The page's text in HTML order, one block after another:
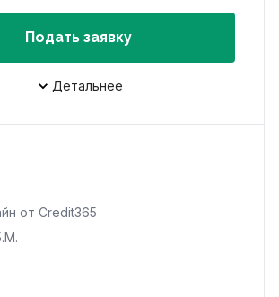
Подать заявку
Детальнее
от Credit365